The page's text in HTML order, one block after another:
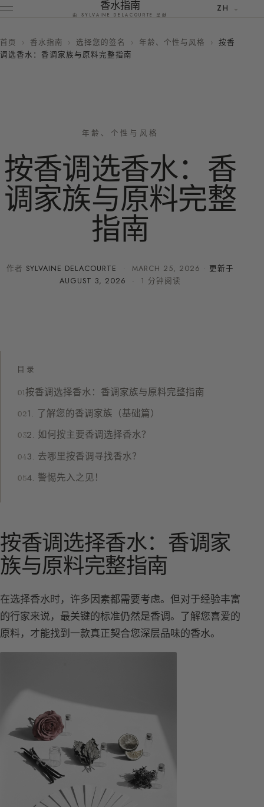
香水指南
由 SYLVAINE DELACOURTE 呈献
ZH
首页 › 香水指南 › 选择您的签名 › 年龄、个性与风格 › 按香
调选香水：香调家族与原料完整指南
年龄、个性与风格
按香调选香水：香
调家族与原料完整
指南
作者 SYLVAINE DELACOURTE · MARCH 25, 2026 · 更新于
AUGUST 3, 2026
· 1 分钟阅读
目录
按香调选择香水：香调家族与原料完整指南
1. 了解您的香调家族（基础篇）
2. 如何按主要香调选择香水？
3. 去哪里按香调寻找香水？
4. 警惕先入之见！
按香调选择香水：香调家
族与原料完整指南
在选择香水时，许多因素都需要考虑。但对于经验丰富
的行家来说，最关键的标准仍然是香调。了解您喜爱的
原料，才能找到一款真正契合您深层品味的香水。